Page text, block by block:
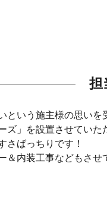
担
という施主様の思いを
ズ」を設置させていた
さばっちりです！
＆内装工事などもさせ